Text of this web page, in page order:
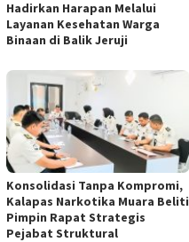
Hadirkan Harapan Melalui
Layanan Kesehatan Warga
Binaan di Balik Jeruji
Konsolidasi Tanpa Kompromi,
Kalapas Narkotika Muara Beliti
Pimpin Rapat Strategis
Pejabat Struktural